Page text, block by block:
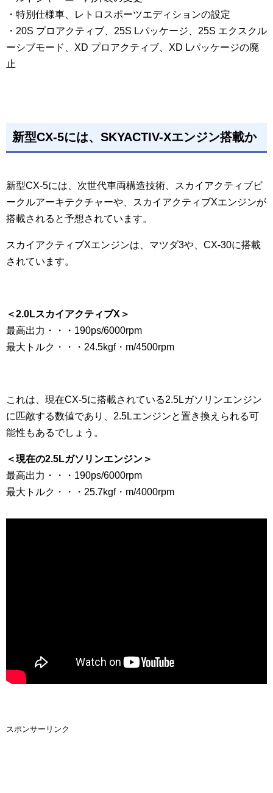
・特別仕様車、レトロスポーツエディションの設定
・20S プロアクティブ、25S Lパッケージ、25S エクスクル
ーシブモード、XD プロアクティブ、XD Lパッケージの廃
止
新型CX-5には、SKYACTIV-Xエンジン搭載か
新型CX-5には、次世代車両構造技術、スカイアクティブビ
ークルアーキテクチャーや、スカイアクティブXエンジンが
搭載されると予想されています。
スカイアクティブXエンジンは、マツダ3や、CX-30に搭載
されています。
＜2.0LスカイアクティブX＞
最高出力・・・190ps/6000rpm
最大トルク・・・24.5kgf・m/4500rpm
これは、現在CX-5に搭載されている2.5Lガソリンエンジン
に匹敵する数値であり、2.5Lエンジンと置き換えられる可
能性もあるでしょう。
＜現在の2.5Lガソリンエンジン＞
最高出力・・・190ps/6000rpm
最大トルク・・・25.7kgf・m/4000rpm
スポンサーリンク